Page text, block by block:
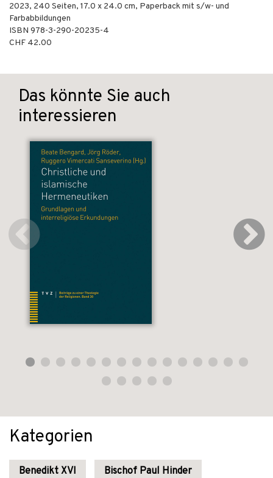
2023, 240 Seiten, 17.0 x 24.0 cm, Paperback mit s/w- und
Farbabbildungen
ISBN 978-3-290-20235-4
CHF 42.00
Das könnte Sie auch
interessieren
Kategorien
Benedikt XVI Bischof Paul Hinder